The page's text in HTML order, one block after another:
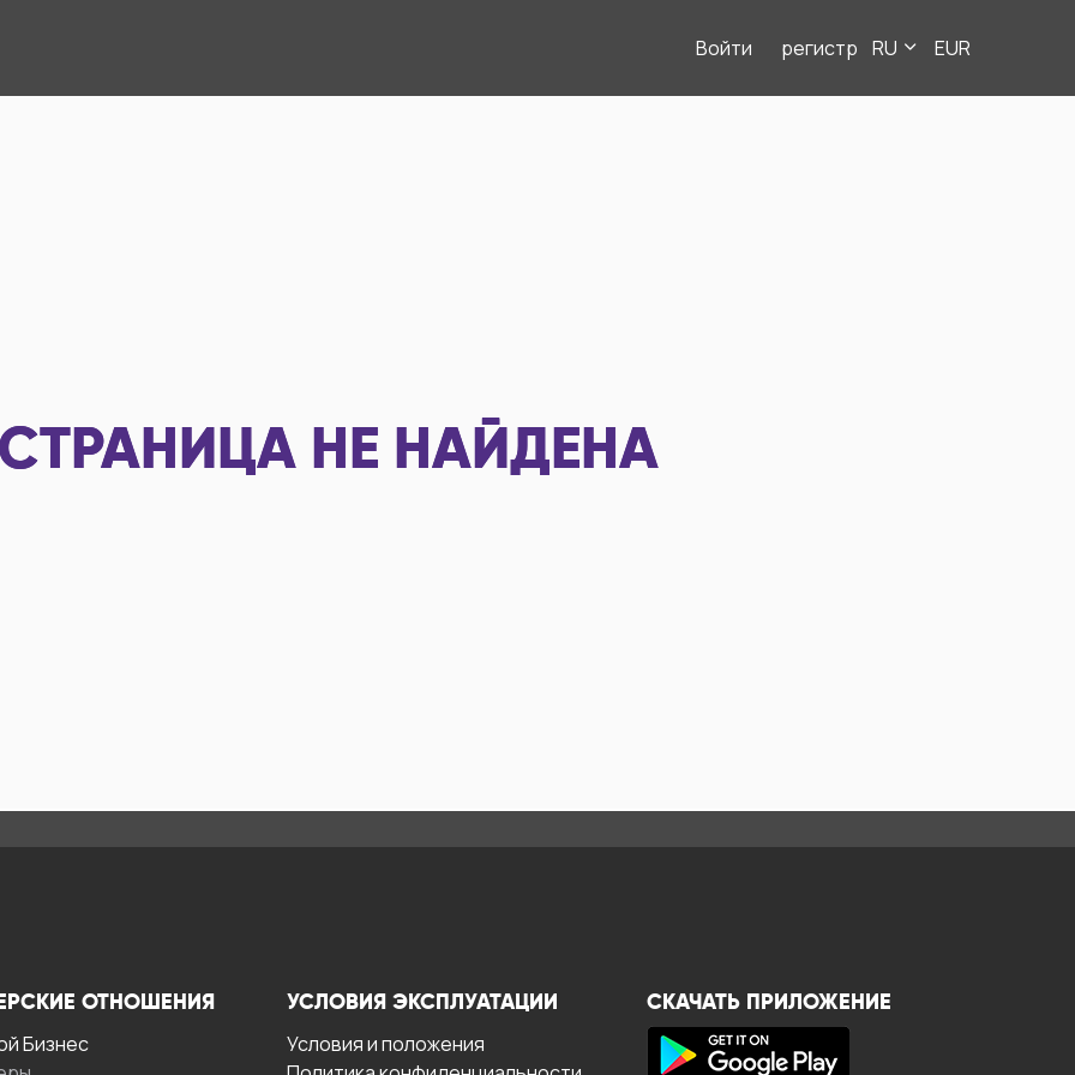
Войти регистр RU EUR
НЕ НАЙДЕНА
ОТНОШЕНИЯ
Бизнес
УСЛОВИЯ ЭКСПЛУАТАЦИИ
Условия и положения
СКАЧАТЬ ПРИЛОЖЕНИЕ